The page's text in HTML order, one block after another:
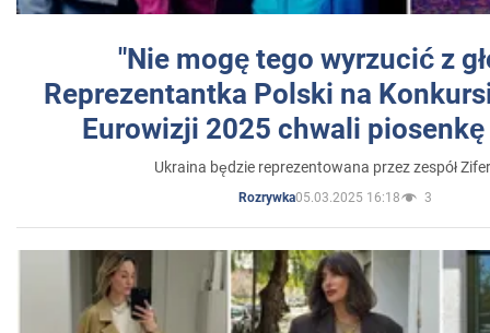
"Nie mogę tego wyrzucić z
Reprezentantka Polski na
Eurowizji 2025 chwali
Ukraina będzie reprezentowana przez zespół
Rozrywka05.03.2025 16:18 3